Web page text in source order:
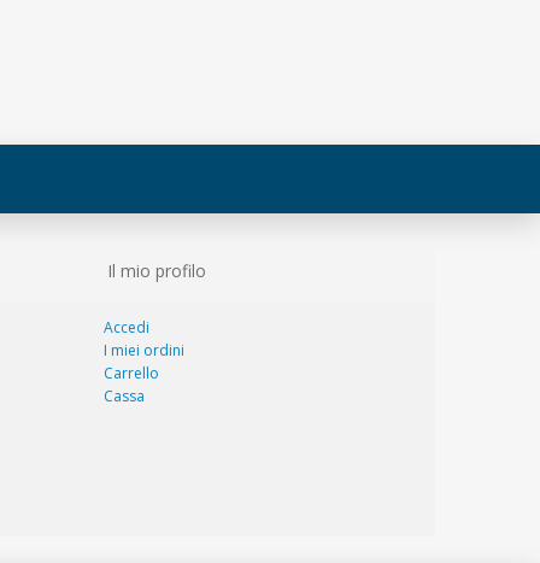
Il mio profilo
Accedi
I miei ordini
Carrello
Cassa